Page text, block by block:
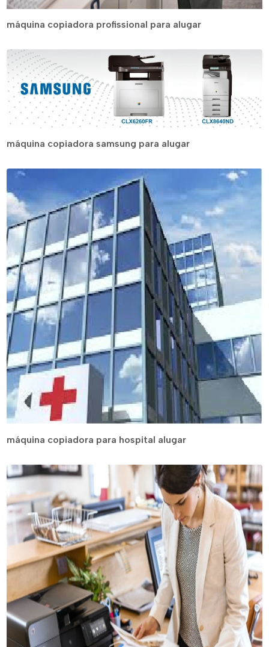
máquina copiadora profissional para alugar
máquina copiadora samsung para alugar
máquina copiadora para hospital alugar